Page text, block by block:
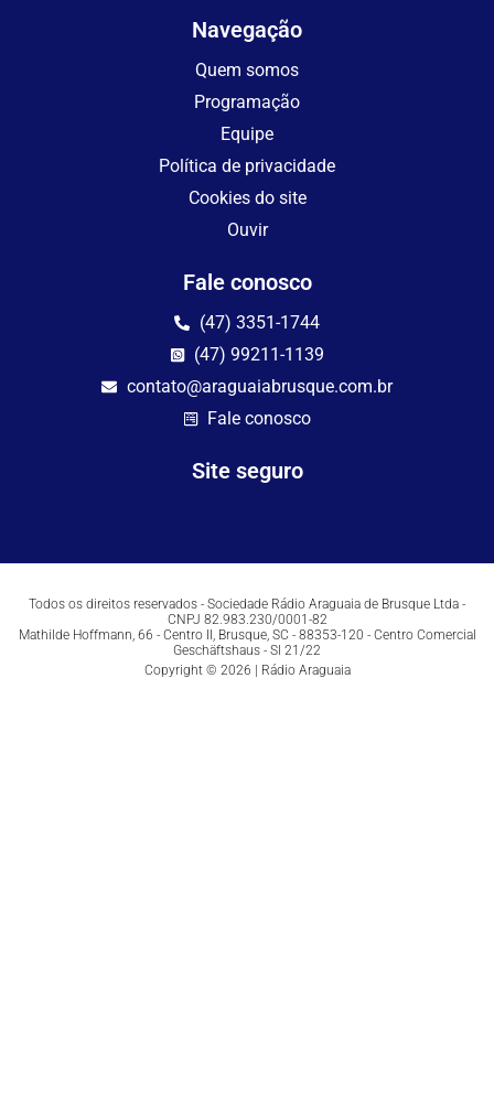
Navegação
Quem somos
Programação
Equipe
Política de privacidade
Cookies do site
Ouvir
Fale conosco
(47) 3351-1744
(47) 99211-1139
contato@araguaiabrusque.com.br
Fale conosco
Site seguro
Todos os direitos reservados - Sociedade Rádio Araguaia de Brusque Ltda -
CNPJ 82.983.230/0001-82
Mathilde Hoffmann, 66 - Centro II, Brusque, SC - 88353-120 - Centro Comercial
Geschäftshaus - Sl 21/22
Copyright © 2026 | Rádio Araguaia